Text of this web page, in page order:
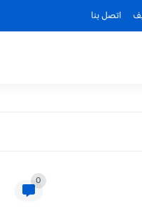
اتصل بنا
0